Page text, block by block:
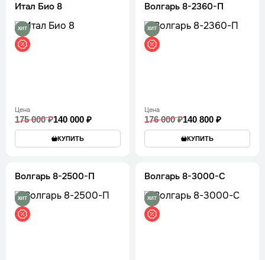
Итал Био 8
ХИТ
Цена
175 000 ₽140 000 ₽
КУПИТЬ
Волгарь 8-2360-П
ХИТ
Цена
176 000 ₽140 800 ₽
КУПИТЬ
Волгарь 8-2500-П
ХИТ
Волгарь 8-3000-С
ХИТ